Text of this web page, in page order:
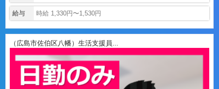
給与 時給 1,330円〜1,530円
（広島市佐伯区八幡）生活支援員...